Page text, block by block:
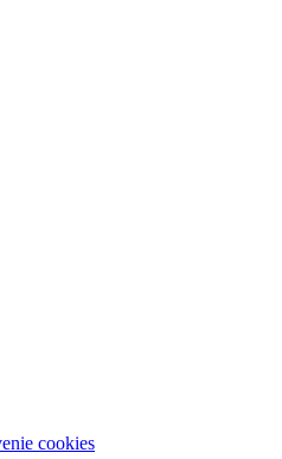
cookies